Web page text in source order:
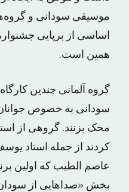
موسیقی سودانی و
اساسی از برپایی
همین است.
گروه آلمانی چندین
سودانی به خصوص جوانان
محک بزنند. گروهی از
کردند از جمله استاد
عاصم الطیب که اولین
بخش «صداهایی از